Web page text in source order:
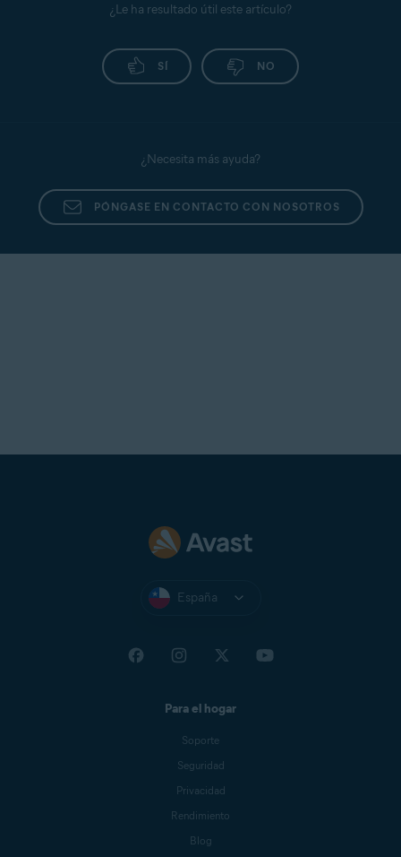
¿Le ha resultado útil este artículo?
SÍ NO
¿Necesita más ayuda?
PÓNGASE EN CONTACTO CON NOSOTROS
España
Para el hogar
Soporte
Seguridad
Privacidad
Rendimiento
Blog